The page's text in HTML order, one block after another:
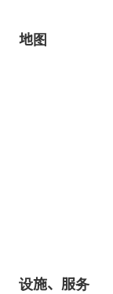
地图
设施、服务